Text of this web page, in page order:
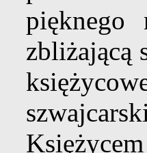
pięknego
zbliżającą